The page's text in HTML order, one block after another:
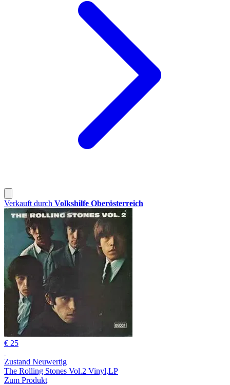
Verkauft durch Volkshilfe Oberösterreich
€ 25
Zustand Neuwertig
The Rolling Stones Vol.2 Vinyl,LP
Zum Produkt